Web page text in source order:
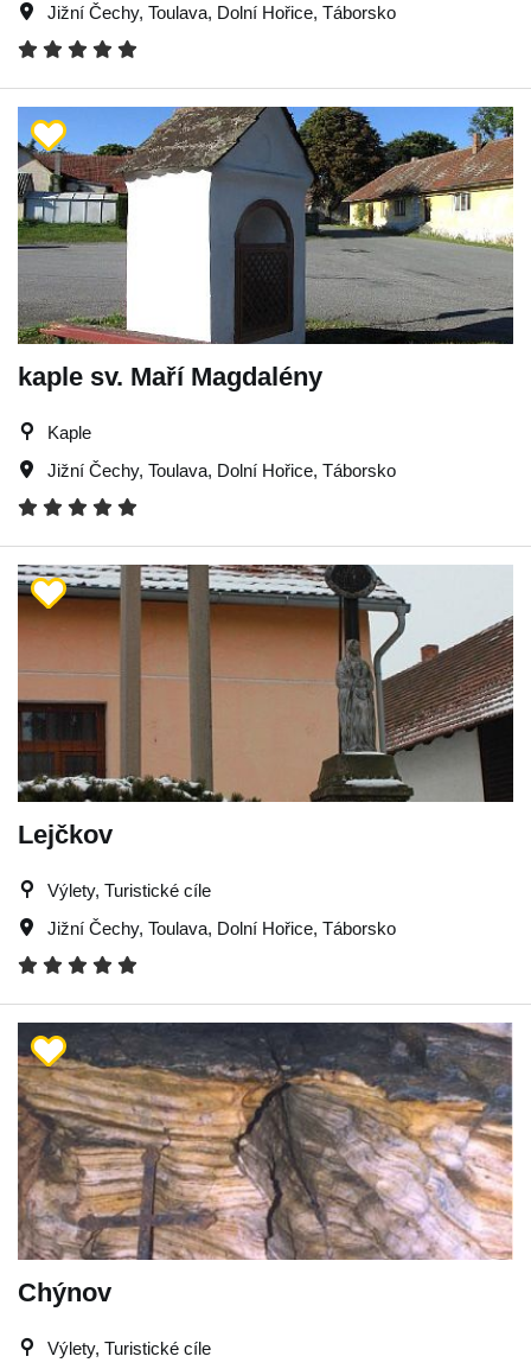
Jižní Čechy, Toulava, Dolní Hořice, Táborsko
kaple sv. Maří Magdalény
Kaple
Jižní Čechy, Toulava, Dolní Hořice, Táborsko
Lejčkov
Výlety, Turistické cíle
Jižní Čechy, Toulava, Dolní Hořice, Táborsko
Chýnov
Výlety, Turistické cíle